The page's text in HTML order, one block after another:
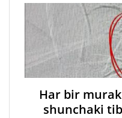
Har bir
shunchaki